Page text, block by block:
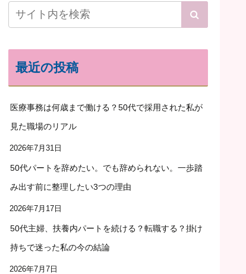
最近の投稿
医療事務は何歳まで働ける？50代で採用された私が
見た職場のリアル
2026年7月31日
50代パートを辞めたい。でも辞められない。一歩踏
み出す前に整理したい3つの理由
2026年7月17日
50代主婦、扶養内パートを続ける？転職する？掛け
持ちで迷った私の今の結論
2026年7月7日